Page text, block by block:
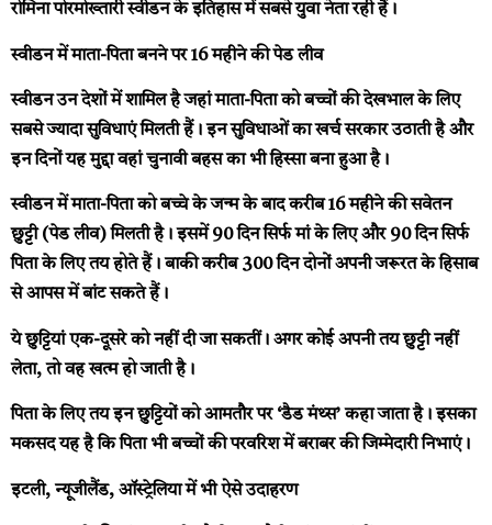
रोमिना पोरमोख्तारी स्वीडन के इतिहास में सबसे युवा नेता रही हैं।
स्वीडन में माता-पिता बनने पर 16 महीने की पेड लीव
स्वीडन उन देशों में शामिल है जहां माता-पिता को बच्चों की देखभाल के लिए
सबसे ज्यादा सुविधाएं मिलती हैं। इन सुविधाओं का खर्च सरकार उठाती है और
इन दिनों यह मुद्दा वहां चुनावी बहस का भी हिस्सा बना हुआ है।
स्वीडन में माता-पिता को बच्चे के जन्म के बाद करीब 16 महीने की सवेतन
छुट्टी (पेड लीव) मिलती है। इसमें 90 दिन सिर्फ मां के लिए और 90 दिन सिर्फ
पिता के लिए तय होते हैं। बाकी करीब 300 दिन दोनों अपनी जरूरत के हिसाब
से आपस में बांट सकते हैं।
ये छुट्टियां एक-दूसरे को नहीं दी जा सकतीं। अगर कोई अपनी तय छुट्टी नहीं
लेता, तो वह खत्म हो जाती है।
पिता के लिए तय इन छुट्टियों को आमतौर पर ‘डैड मंथ्स’ कहा जाता है। इसका
मकसद यह है कि पिता भी बच्चों की परवरिश में बराबर की जिम्मेदारी निभाएं।
इटली, न्यूजीलैंड, ऑस्ट्रेलिया में भी ऐसे उदाहरण